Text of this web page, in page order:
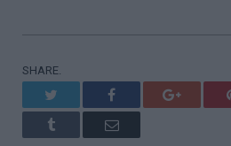
SHARE.
Facebook Google+
Tumblr Email